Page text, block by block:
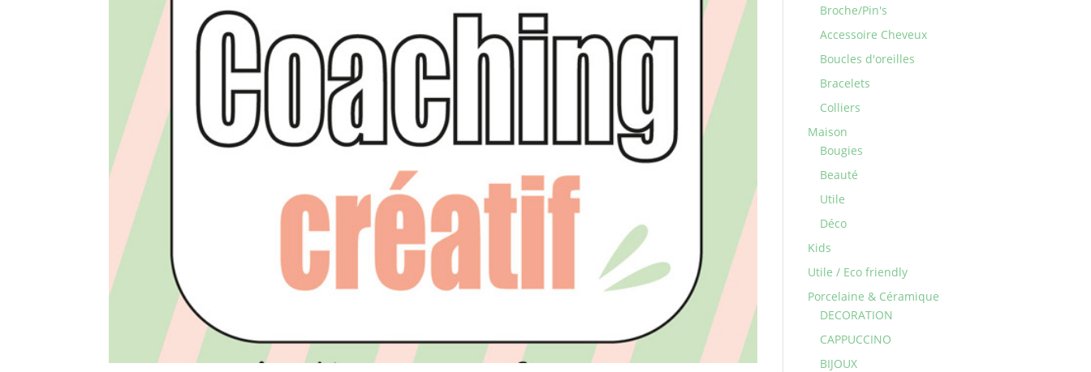
Broche/Pin's
Accessoire Cheveux
Boucles d'oreilles
Bracelets
Colliers
Maison
Bougies
Beauté
Utile
Déco
Kids
Utile / Eco friendly
Porcelaine & Céramique
DECORATION
CAPPUCCINO
BIJOUX